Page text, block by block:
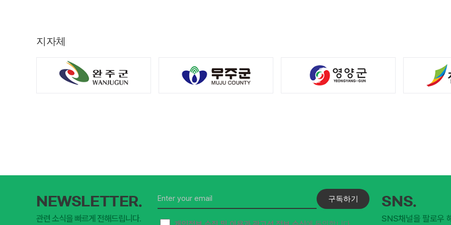
지자체
NEWSLETTER.
관련 소식을 빠르게 전해드립니다.
구독하기 SNS.
SNS채널을 팔로우